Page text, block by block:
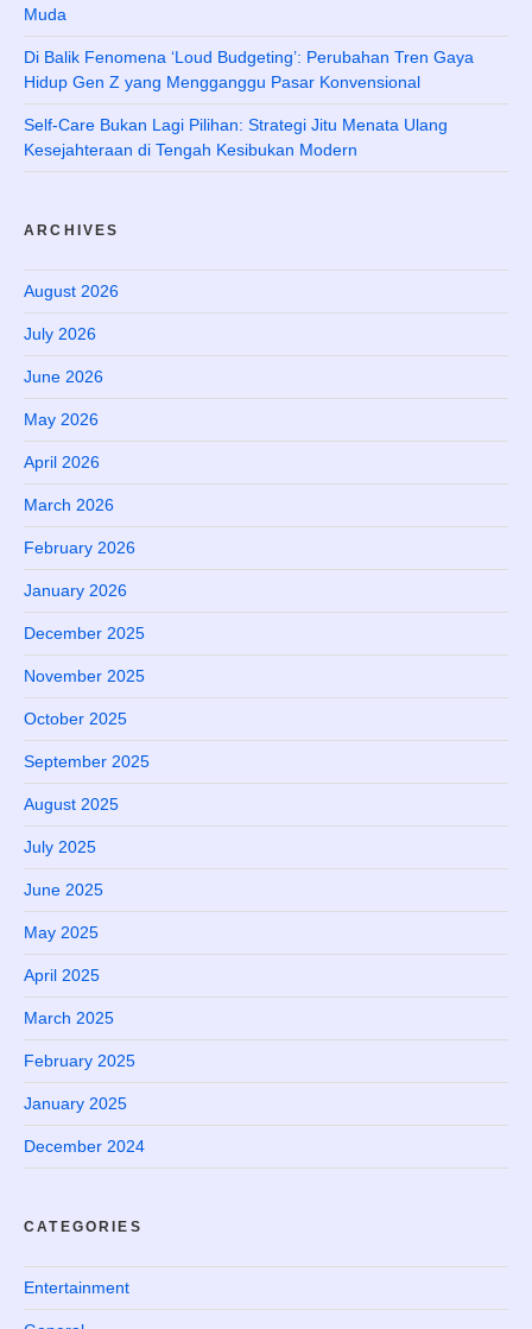
Muda
Di Balik Fenomena ‘Loud Budgeting’: Perubahan Tren Gaya
Hidup Gen Z yang Mengganggu Pasar Konvensional
Self-Care Bukan Lagi Pilihan: Strategi Jitu Menata Ulang
Kesejahteraan di Tengah Kesibukan Modern
ARCHIVES
August 2026
July 2026
June 2026
May 2026
April 2026
March 2026
February 2026
January 2026
December 2025
November 2025
October 2025
September 2025
August 2025
July 2025
June 2025
May 2025
April 2025
March 2025
February 2025
January 2025
December 2024
CATEGORIES
Entertainment